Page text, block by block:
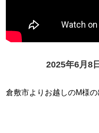
2025年6月8
倉敷市よりお越しのM様